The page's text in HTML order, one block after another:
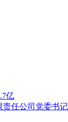
亿
任公司党委书